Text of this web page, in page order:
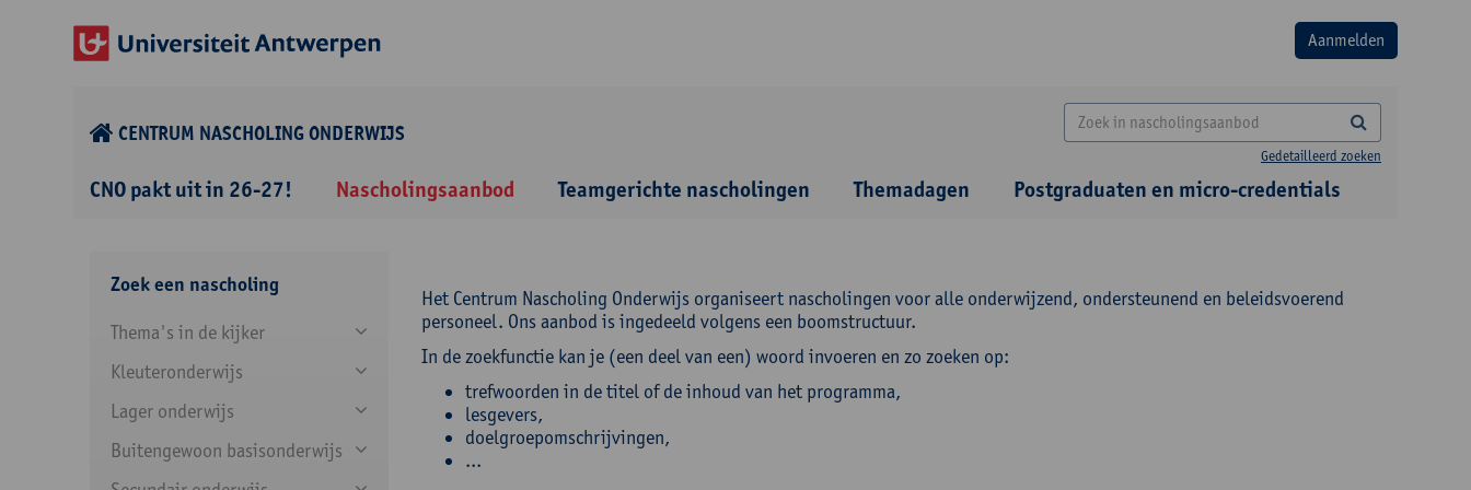
CENTRUM NASCHOLING ONDERWIJS
Gedetailleerd zoeken
CNO pakt uit in 26-27! Nascholingsaanbod Teamgerichte nascholingen Themadagen Postgraduaten en micro-credentials
Zoek een nascholing
Thema's in de kijker
Kleuteronderwijs
Lager onderwijs
Buitengewoon basisonderwijs
Het Centrum Nascholing Onderwijs organiseert nascholingen voor alle onderwijzend, ondersteunend en beleidsvoerend
personeel. Ons aanbod is ingedeeld volgens een boomstructuur.
In de zoekfunctie kan je (een deel van een) woord invoeren en zo zoeken op:
trefwoorden in de titel of de inhoud van het programma,
lesgevers,
doelgroepomschrijvingen,
...